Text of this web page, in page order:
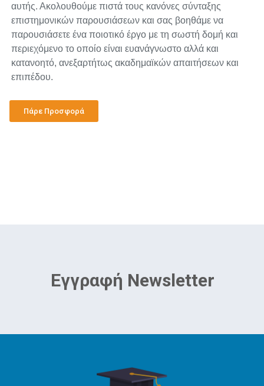
αυτής. Ακολουθούμε πιστά τους κανόνες σύνταξης
επιστημονικών παρουσιάσεων και σας βοηθάμε να
παρουσιάσετε ένα ποιοτικό έργο με τη σωστή δομή και
περιεχόμενο το οποίο είναι ευανάγνωστο αλλά και
κατανοητό, ανεξαρτήτως ακαδημαϊκών απαιτήσεων και
επιπέδου.
Πάρε Προσφορά
Εγγραφή Newsletter